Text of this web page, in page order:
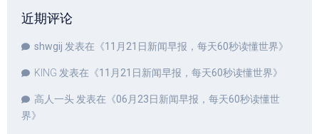
近期评论
shwgij 发表在《11月21日新闻早报，每天60秒读懂世界》
KING 发表在《11月21日新闻早报，每天60秒读懂世界》
高人一头发表在《06月23日新闻早报，每天60秒读懂世
界》